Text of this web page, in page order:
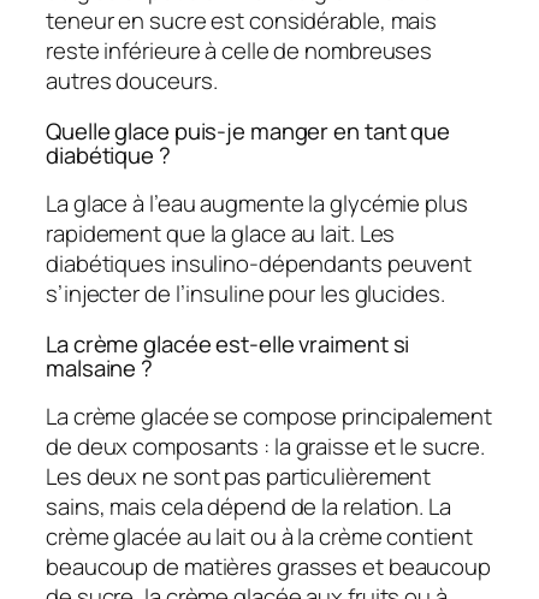
teneur en sucre est considérable, mais
reste inférieure à celle de nombreuses
autres douceurs.
Quelle glace puis-je manger en tant que
diabétique ?
La glace à l’eau augmente la glycémie plus
rapidement que la glace au lait. Les
diabétiques insulino-dépendants peuvent
s’injecter de l’insuline pour les glucides.
La crème glacée est-elle vraiment si
malsaine ?
La crème glacée se compose principalement
de deux composants : la graisse et le sucre.
Les deux ne sont pas particulièrement
sains, mais cela dépend de la relation. La
crème glacée au lait ou à la crème contient
beaucoup de matières grasses et beaucoup